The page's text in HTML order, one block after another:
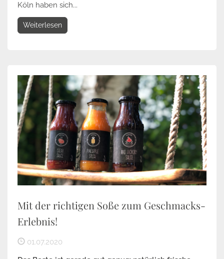
Köln haben sich...
Weiterlesen
Mit der richtigen Soße zum Geschmacks-
Erlebnis!
01.07.2020